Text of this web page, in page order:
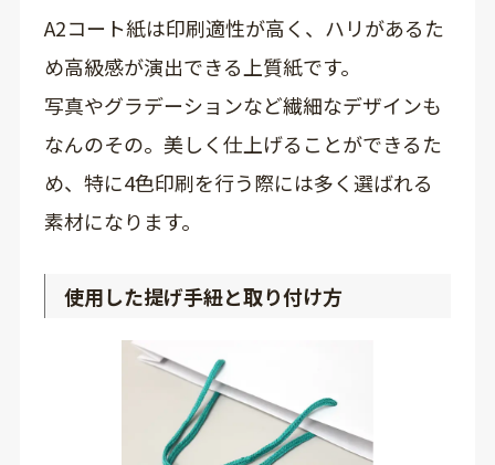
A2コート紙は印刷適性が高く、ハリがあるた
め高級感が演出できる上質紙です。
写真やグラデーションなど繊細なデザインも
なんのその。美しく仕上げることができるた
め、特に4色印刷を行う際には多く選ばれる
素材になります。
使用した提げ手紐と取り付け方